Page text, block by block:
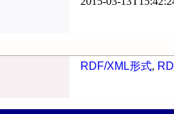
RDF/XML形式,